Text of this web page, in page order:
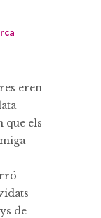
eren
que els
de